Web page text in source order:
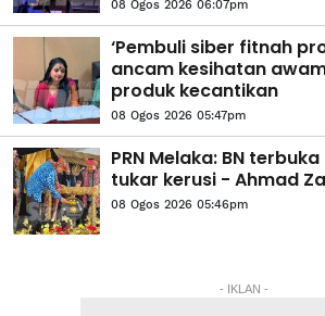
08 Ogos 2026 06:07pm
‘Pembuli siber fitnah
ancam kesihatan
produk kecantikan
08 Ogos 2026 05:47pm
PRN Melaka: BN
tukar kerusi - Ahmad
08 Ogos 2026 05:46pm
- IKLAN -